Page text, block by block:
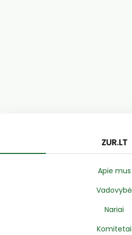
ZUR.LT
Apie mus
Vadovybė
Nariai
Komitetai